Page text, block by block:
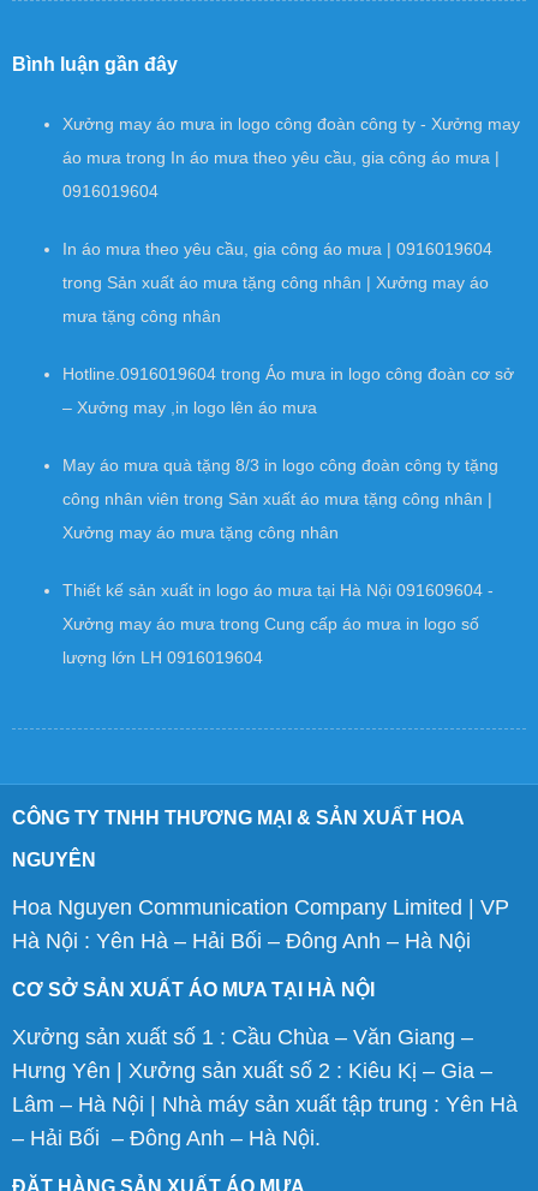
Bình luận gần đây
Xưởng may áo mưa in logo công đoàn công ty - Xưởng may
áo mưa trong In áo mưa theo yêu cầu, gia công áo mưa |
0916019604
In áo mưa theo yêu cầu, gia công áo mưa | 0916019604
trong Sản xuất áo mưa tặng công nhân | Xưởng may áo
mưa tặng công nhân
Hotline.0916019604 trong Áo mưa in logo công đoàn cơ sở
– Xưởng may ,in logo lên áo mưa
May áo mưa quà tặng 8/3 in logo công đoàn công ty tặng
công nhân viên trong Sản xuất áo mưa tặng công nhân |
Xưởng may áo mưa tặng công nhân
Thiết kế sản xuất in logo áo mưa tại Hà Nội 091609604 -
Xưởng may áo mưa trong Cung cấp áo mưa in logo số
lượng lớn LH 0916019604
CÔNG TY TNHH THƯƠNG MẠI & SẢN XUẤT HOA
NGUYÊN
Hoa Nguyen Communication Company Limited | VP
Hà Nội : Yên Hà – Hải Bối – Đông Anh – Hà Nội
CƠ SỞ SẢN XUẤT ÁO MƯA TẠI HÀ NỘI
Xưởng sản xuất số 1 : Cầu Chùa – Văn Giang –
Hưng Yên | Xưởng sản xuất số 2 : Kiêu Kị – Gia –
Lâm – Hà Nội | Nhà máy sản xuất tập trung : Yên Hà
– Hải Bối – Đông Anh – Hà Nội.